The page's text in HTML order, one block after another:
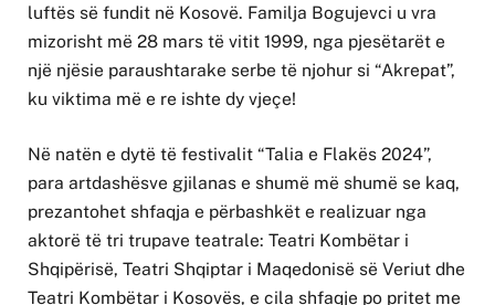
luftës së fundit në Kosovë. Familja Bogujevci u vra
mizorisht më 28 mars të vitit 1999, nga pjesëtarët e
një njësie paraushtarake serbe të njohur si “Akrepat”,
ku viktima më e re ishte dy vjeçe!
Në natën e dytë të festivalit “Talia e Flakës 2024”,
para artdashësve gjilanas e shumë më shumë se kaq,
prezantohet shfaqja e përbashkët e realizuar nga
aktorë të tri trupave teatrale: Teatri Kombëtar i
Shqipërisë, Teatri Shqiptar i Maqedonisë së Veriut dhe
Teatri Kombëtar i Kosovës, e cila shfaqje po pritet me